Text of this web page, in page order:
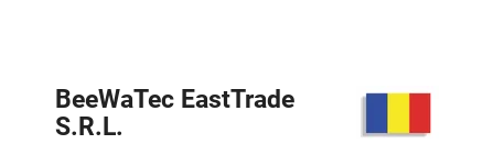
BeeWaTec EastTrade
S.R.L.